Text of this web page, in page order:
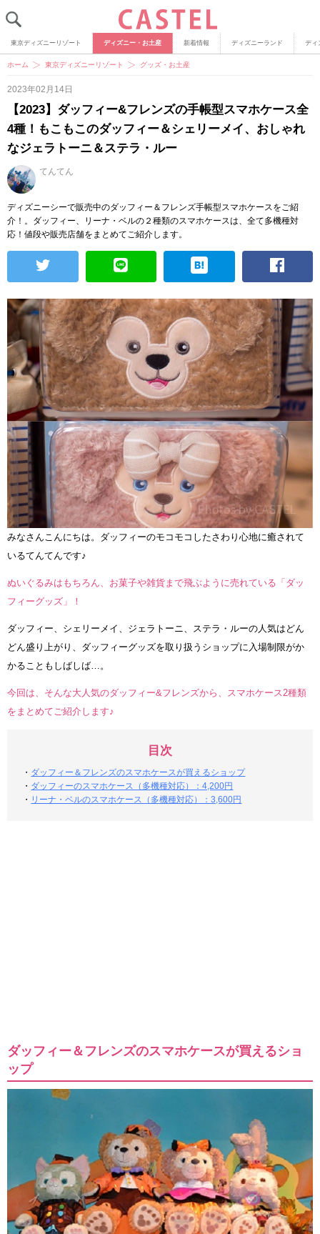
東京ディズニーリゾート ディズニー・お土産 新着情報 ディズニーランド ディ
ホーム 東京ディズニーリゾート グッズ・お土産
2023年02月14日
【2023】ダッフィー&フレンズの手帳型スマホケース全
4種！もこもこのダッフィー＆シェリーメイ、おしゃれ
なジェラトーニ＆ステラ・ルー
てんてん
ディズニーシーで販売中のダッフィー＆フレンズ手帳型スマホケースをご紹
介！。ダッフィー、リーナ・ベルの２種類のスマホケースは、全て多機種対
応！値段や販売店舗をまとめてご紹介します。
みなさんこんにちは。ダッフィーのモコモコしたさわり心地に癒されて
いるてんてんです♪
ぬいぐるみはもちろん、お菓子や雑貨まで飛ぶように売れている「ダッ
フィーグッズ」！
ダッフィー、シェリーメイ、ジェラトーニ、ステラ・ルーの人気はどん
どん盛り上がり、ダッフィーグッズを取り扱うショップに入場制限がか
かることもしばしば…。
今回は、そんな大人気のダッフィー&フレンズから、スマホケース2種類
をまとめてご紹介します♪
目次
・ ダッフィー＆フレンズのスマホケースが買えるショップ
・ ダッフィーのスマホケース（多機種対応）：4,200円
・ リーナ・ベルのスマホケース（多機種対応）：3,600円
ダッフィー＆フレンズのスマホケースが買えるショ
ップ